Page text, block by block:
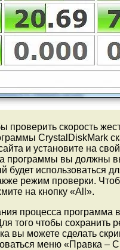
проверить скорость
CrystalDiskMark
и установите на
программы вы должны
будет использоваться
режим проверки.
на кнопку «All».
процесса программа
того чтобы сохранить
вы можете сделать
меню «Правка –